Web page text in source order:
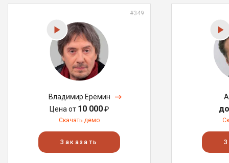
#349
Владимир Ерёмин
Цена от 10 000₽
Скачать демо
Заказать